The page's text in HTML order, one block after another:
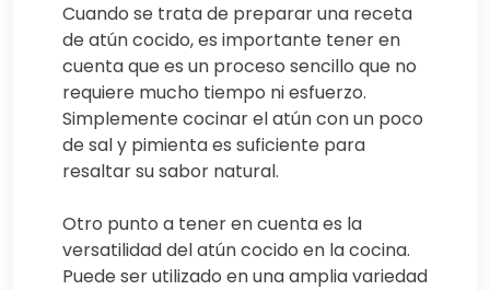
Cuando se trata de preparar una receta
de atún cocido, es importante tener en
cuenta que es un proceso sencillo que no
requiere mucho tiempo ni esfuerzo.
Simplemente cocinar el atún con un poco
de sal y pimienta es suficiente para
resaltar su sabor natural.
Otro punto a tener en cuenta es la
versatilidad del atún cocido en la cocina.
Puede ser utilizado en una amplia variedad